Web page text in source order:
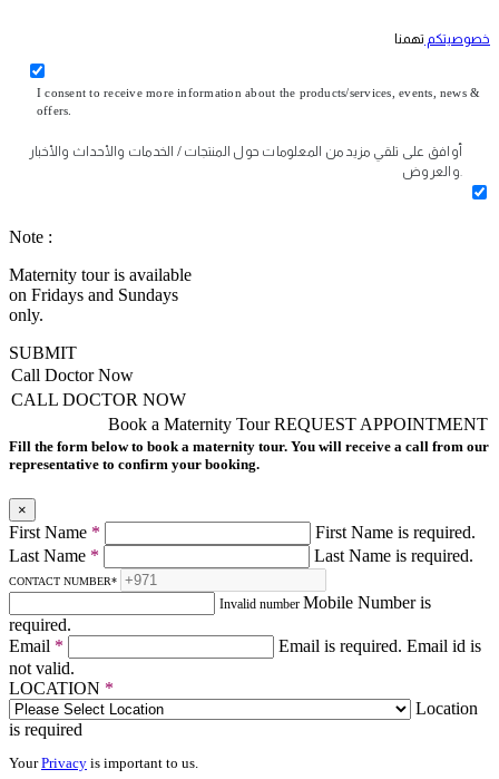
خصوصيتكم تهمنا
I consent to receive more information about the products/services, events, news &
offers.
أوافق على تلقي مزيد من المعلومات حول المنتجات / الخدمات والأحداث والأخبار
والعروض.
Note :
Maternity tour is available
on Fridays and Sundays
only.
SUBMIT
Call Doctor Now
CALL DOCTOR NOW
REQUEST APPOINTMENT
Book a Maternity Tour
Fill the form below to book a maternity tour. You will receive a call from our
representative to confirm your booking.
×
First Name *
First Name is required.
Last Name * Last Name is required.
CONTACT NUMBER*
Invalid number Mobile Number is
required.
Email * Email is required. Email id is
not valid.
LOCATION *
Location
is required
YourPrivacy is important to us.